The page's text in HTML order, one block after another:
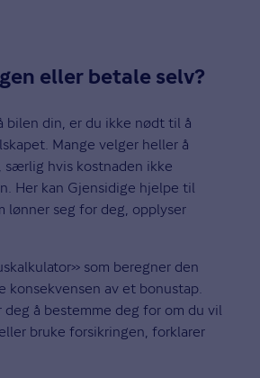
eller betale selv?
bilen din, er du ikke nødt til å
Mange velger heller å
særlig hvis kostnaden ikke
Her kan Gjensidige hjelpe til
lønner seg for deg, opplyser
som beregner den
konsekvensen av et bonustap.
å bestemme deg for om du vil
bruke forsikringen, forklarer